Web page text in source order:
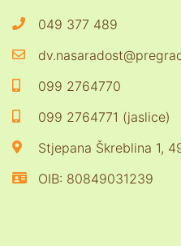
049 377 489
099 2764770
099 2764771 (jaslice)
Stjepana Škreblina 1,
OIB: 80849031239